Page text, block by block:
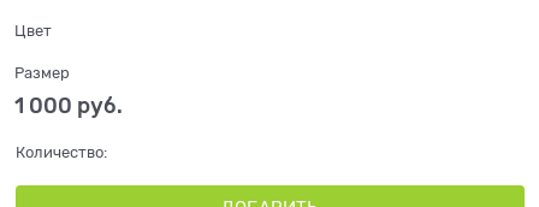
Цвет
Размер
1 000 руб.
Количество: